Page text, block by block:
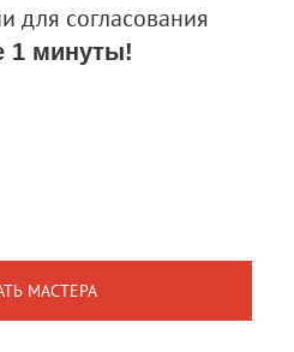
для согласования
1 минуты!